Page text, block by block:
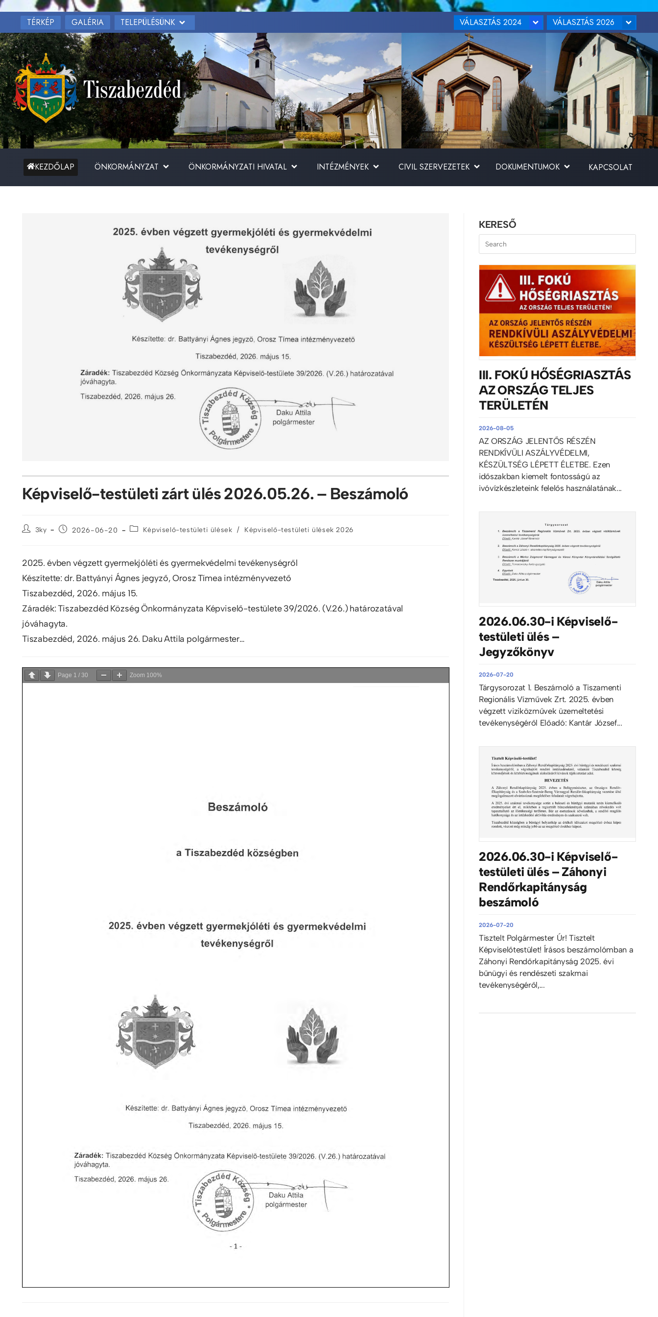
TÉRKÉP GALÉRIA TELEPÜLÉSÜNK VÁLASZTÁS 2024 VÁLASZTÁS 2026
KEZDŐLAP ÖNKORMÁNYZAT ÖNKORMÁNYZATI HIVATAL INTÉZMÉNYEK CIVIL SZERVEZETEK DOKUMENTUMOK KAPCSOLAT
Képviselő-testületi zárt ülés 2026.05.26. – Beszámoló
3ky 2026-06-20 Képviselő-testületi ülések / Képviselő-testületi ülések 2026
2025. évben végzett gyermekjóléti és gyermekvédelmi tevékenységről
Készítette: dr. Battyányi Ágnes jegyző, Orosz Tímea intézményvezető
Tiszabezdéd, 2026. május 15.
Záradék: Tiszabezdéd Község Önkormányzata Képviselő-testülete 39/2026. (V.26.) határozatával
jóváhagyta.
Tiszabezdéd, 2026. május 26. Daku Attila polgármester…
Page 1 / 30 Zoom 100%
KERESŐ
III. FOKÚ HŐSÉGRIASZTÁS
AZ ORSZÁG TELJES
TERÜLETÉN
2026-08-05
AZ ORSZÁG JELENTŐS RÉSZÉN
RENDKÍVÜLI ASZÁLYVÉDELMI,
KÉSZÜLTSÉG LÉPETT ÉLETBE. Ezen
időszakban kiemelt fontosságú az
ivóvízkészleteink felelős használatának...
2026.06.30-i Képviselő-
testületi ülés –
Jegyzőkönyv
2026-07-20
Tárgysorozat 1. Beszámoló a Tiszamenti
Regionális Vízművek Zrt. 2025. évben
végzett viziközművek üzemeltetési
tevékenységéről Előadó: Kantár József...
2026.06.30-i Képviselő-
testületi ülés – Záhonyi
Rendőrkapitányság
beszámoló
2026-07-20
Tisztelt Polgármester Úr! Tisztelt
Képviselőtestület! Írásos beszámolómban a
Záhonyi Rendőrkapitányság 2025. évi
bűnügyi és rendészeti szakmai
tevékenységéről,...